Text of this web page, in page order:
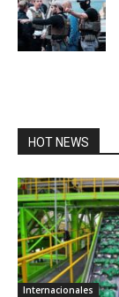
HOT NEWS
Internacionales